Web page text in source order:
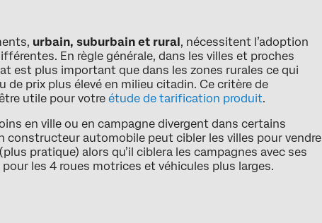
urbain, suburbain et rural, nécessitent l’adoption
En règle générale, dans les villes et proches
est plus important que dans les zones rurales ce qui
de prix plus élevé en milieu citadin. Ce critère de
utile pour votre étude de tarification produit.
en ville ou en campagne divergent dans certains
constructeur automobile peut cibler les villes pour vendre
pratique) alors qu’il ciblera les campagnes avec ses
les 4 roues motrices et véhicules plus larges.